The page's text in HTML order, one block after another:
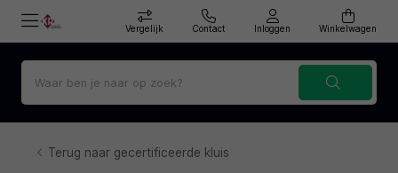
Vergelijk Contact Inloggen Winkelwagen
Terug naar gecertificeerde kluis